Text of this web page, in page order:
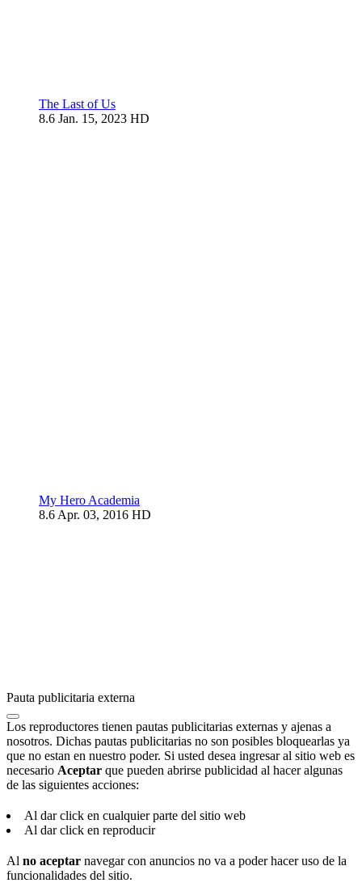
The Last of Us
8.6 Jan. 15, 2023 HD
My Hero Academia
8.6 Apr. 03, 2016 HD
Pauta publicitaria externa
Los reproductores tienen pautas publicitarias externas y ajenas a
nosotros. Dichas pautas publicitarias no son posibles bloquearlas ya
que no estan en nuestro poder. Si usted desea ingresar al sitio web es
necesario Aceptar que pueden abrirse publicidad al hacer algunas
de las siguientes acciones:
Al dar click en cualquier parte del sitio web
Al dar click en reproducir
Al no aceptar navegar con anuncios no va a poder hacer uso de la
funcionalidades del sitio.